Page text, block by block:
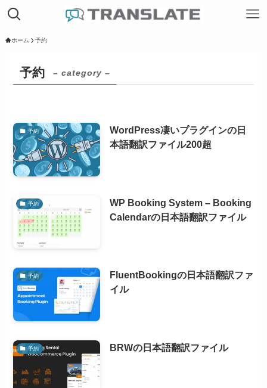
ホーム 予約
予約 – category –
予約
WordPress凄いプラグインの日
本語翻訳ファイル200超
予約
WP Booking System – Booking
Calendarの日本語翻訳ファイル
予約
FluentBookingの日本語翻訳ファ
イル
予約 BRWの日本語翻訳ファイル